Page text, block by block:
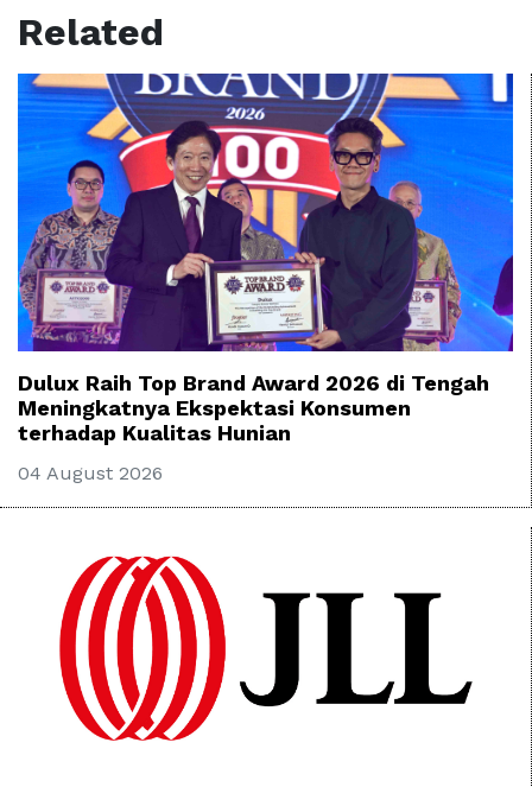
Related
Dulux Raih Top Brand Award 2026 di Tengah
Meningkatnya Ekspektasi Konsumen
terhadap Kualitas Hunian
04 August 2026